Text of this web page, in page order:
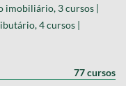
imobiliário, 3 cursos |
4 cursos |
77 cursos